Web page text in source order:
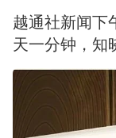
越通社新闻下
天一分钟，知